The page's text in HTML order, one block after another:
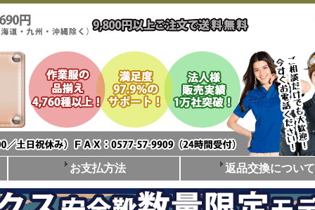
お支払方法 返品交換について